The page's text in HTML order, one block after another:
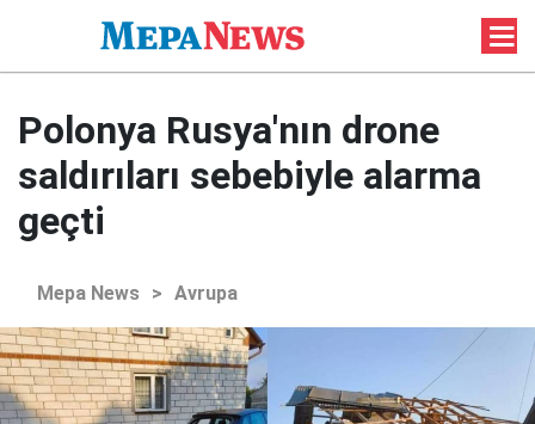
Polonya Rusya'nın drone
saldırıları sebebiyle alarma
geçti
Mepa News > Avrupa